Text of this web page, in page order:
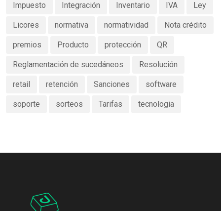
Impuesto Integración Inventario IVA Ley
Licores normativa normatividad Nota crédito
premios Producto protección QR
Reglamentación de sucedáneos Resolución
retail retención Sanciones software
soporte sorteos Tarifas tecnologia